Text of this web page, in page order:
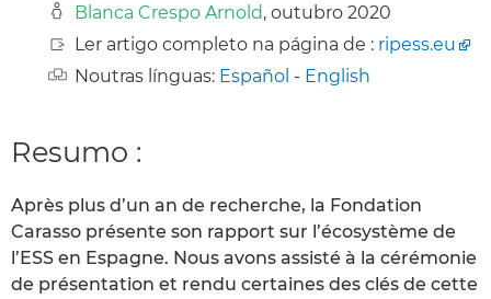
Blanca Crespo Arnold, outubro 2020
Ler artigo completo na página de : ripess.eu
Noutras línguas: Español - English
Resumo :
Après plus d’un an de recherche, la Fondation
Carasso présente son rapport sur l’écosystème de
l’ESS en Espagne. Nous avons assisté à la cérémonie
de présentation et rendu certaines des clés de cette